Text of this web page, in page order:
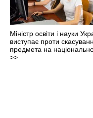
Міністр освіти і науки
виступає проти
предмета на
>>